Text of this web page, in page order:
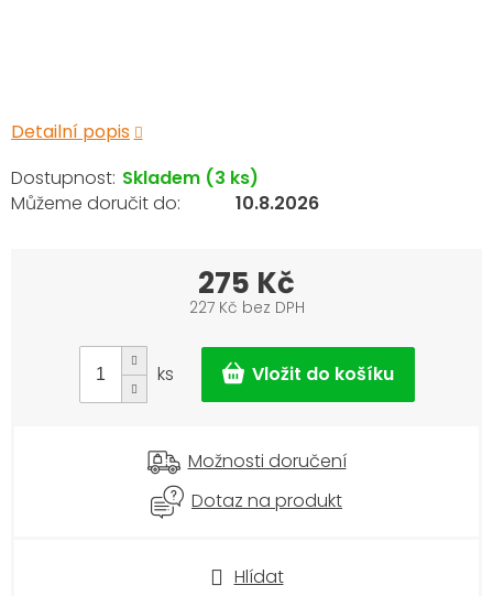
Detailní popis
Hlídat
Skladem (3 ks)
10.8.2026
275 Kč
227 Kč bez DPH
cena:
ks
Možnosti doručení
Dotaz na produkt